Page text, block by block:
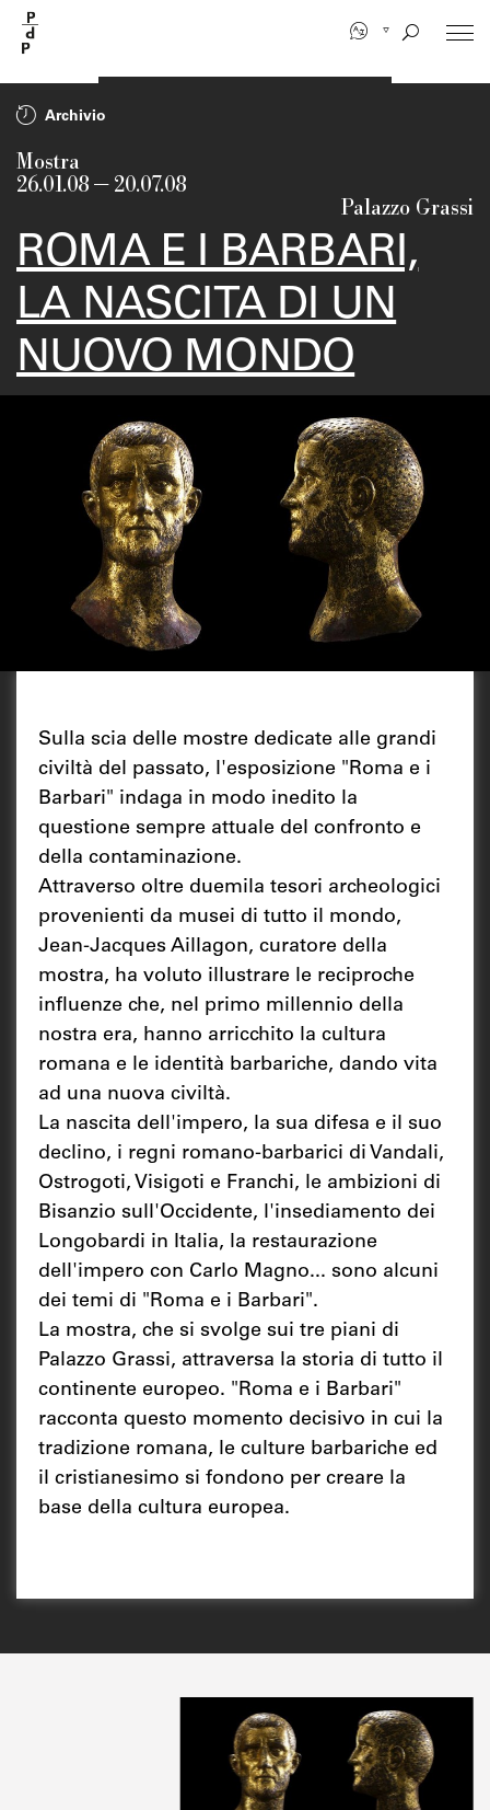
contenuto
principale
Archivio
Mostra
26.01.08 — 20.07.08
Palazzo Grassi
ROMA E I BARBARI,
LA NASCITA DI UN
NUOVO MONDO
Sulla scia delle mostre dedicate alle grandi
civiltà del passato, l'esposizione "Roma e i
Barbari" indaga in modo inedito la
questione sempre attuale del confronto e
della contaminazione.
Attraverso oltre duemila tesori archeologici
provenienti da musei di tutto il mondo,
Jean-Jacques Aillagon, curatore della
mostra, ha voluto illustrare le reciproche
influenze che, nel primo millennio della
nostra era, hanno arricchito la cultura
romana e le identità barbariche, dando vita
ad una nuova civiltà.
La nascita dell'impero, la sua difesa e il suo
declino, i regni romano-barbarici di Vandali,
Ostrogoti, Visigoti e Franchi, le ambizioni di
Bisanzio sull'Occidente, l'insediamento dei
Longobardi in Italia, la restaurazione
dell'impero con Carlo Magno... sono alcuni
dei temi di "Roma e i Barbari".
La mostra, che si svolge sui tre piani di
Palazzo Grassi, attraversa la storia di tutto il
continente europeo. "Roma e i Barbari"
racconta questo momento decisivo in cui la
tradizione romana, le culture barbariche ed
il cristianesimo si fondono per creare la
base della cultura europea.